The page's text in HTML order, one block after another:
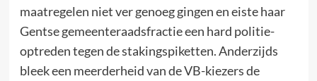
maatregelen niet ver genoeg gingen en eiste haar
Gentse gemeenteraadsfractie een hard politie-
optreden tegen de stakingspiketten. Anderzijds
bleek een meerderheid van de VB-kiezers de